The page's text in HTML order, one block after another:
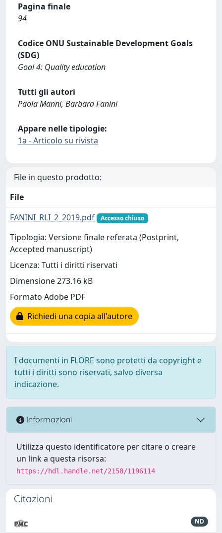
Pagina finale
94
Codice ONU Sustainable Development Goals
(SDG)
Goal 4: Quality education
Tutti gli autori
Paola Manni, Barbara Fanini
Appare nelle tipologie:
1a - Articolo su rivista
File in questo prodotto:
File
FANINI_RLI_2_2019.pdf
Accesso chiuso
Tipologia: Versione finale referata (Postprint,
Accepted manuscript)
Licenza: Tutti i diritti riservati
Dimensione 273.16 kB
Formato Adobe PDF
Richiedi una copia all'autore
I documenti in FLORE sono protetti da copyright e
tutti i diritti sono riservati, salvo diversa
indicazione.
Informazioni
Utilizza questo identificatore per citare o creare
un link a questa risorsa:
https://hdl.handle.net/2158/1196114
Citazioni
ND